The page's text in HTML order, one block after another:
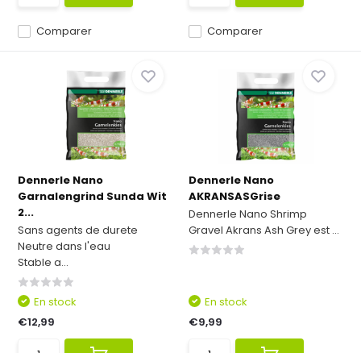
Comparer Comparer
Dennerle Nano
Garnalengrind Sunda Wit
2...
Sans agents de durete
Neutre dans l'eau
Stable a...
En stock
€12,99
Dennerle Nano
AKRANSASGrise
Dennerle Nano Shrimp
Gravel Akrans Ash Grey est ...
En stock
€9,99